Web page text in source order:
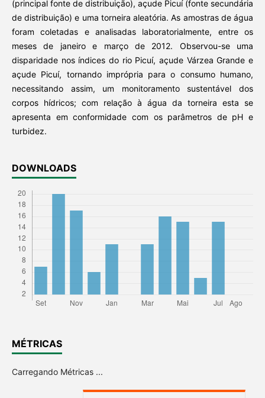
(principal fonte de distribuição), açude Picuí (fonte secundária
de distribuição) e uma torneira aleatória. As amostras de água
foram coletadas e analisadas laboratorialmente, entre os
meses de janeiro e março de 2012. Observou-se uma
disparidade nos índices do rio Picuí, açude Várzea Grande e
açude Picuí, tornando imprópria para o consumo humano,
necessitando assim, um monitoramento sustentável dos
corpos hídricos; com relação à água da torneira esta se
apresenta em conformidade com os parâmetros de pH e
turbidez.
DOWNLOADS
MÉTRICAS
Carregando Métricas ...